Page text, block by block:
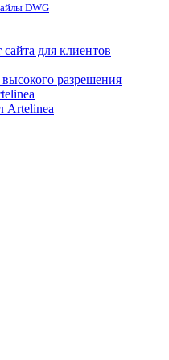
DWG
для клиентов
разрешения
Artelinea